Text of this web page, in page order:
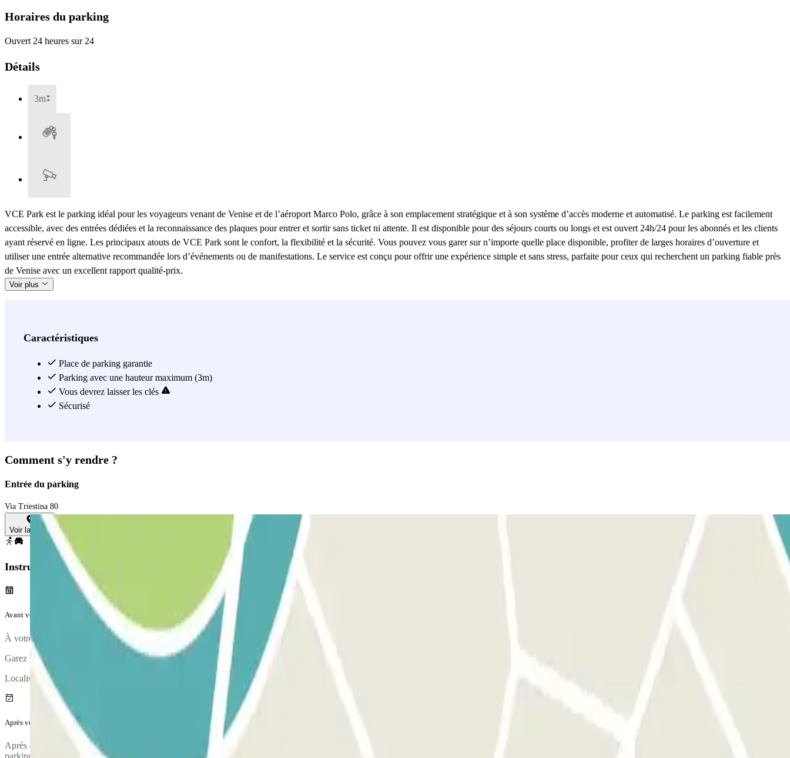
Horaires du parking
Ouvert 24 heures sur 24
Détails
3m
VCE Park est le parking idéal pour les voyageurs venant de Venise et de l’aéroport Marco Polo, grâce à son emplacement stratégique et à son système d’accès moderne et automatisé. Le parking est facilement
accessible, avec des entrées dédiées et la reconnaissance des plaques pour entrer et sortir sans ticket ni attente. Il est disponible pour des séjours courts ou longs et est ouvert 24h/24 pour les abonnés et les clients
ayant réservé en ligne. Les principaux atouts de VCE Park sont le confort, la flexibilité et la sécurité. Vous pouvez vous garer sur n’importe quelle place disponible, profiter de larges horaires d’ouverture et
utiliser une entrée alternative recommandée lors d’événements ou de manifestations. Le service est conçu pour offrir une expérience simple et sans stress, parfaite pour ceux qui recherchent un parking fiable près
de Venise avec un excellent rapport qualité-prix.
Voir plus
Caractéristiques
Place de parking garantie
Parking avec une hauteur maximum (3m)
Vous devrez laisser les clés
Sécurisé
Comment s'y rendre ?
Entrée du parking
Via Triestina 80
Voir la carte
Instructions
Avant votre voyage
À votre arrivée, il est nécessaire de présenter votre réservation à la réception.
Garez votre véhicule et validez votre réservation auprès de la réception.
Localisation de la réception : Près de l’entrée principale
Après votre voyage
Après avoir récupéré vos bagages, appelez le parking pour demander la prise en charge. Pendant l'appel, une personne vous confirmera le point de rencontre à la terminal de l'aéroport. Le numéro de téléphone du
parking vous sera fourni une fois la réservation effectuée.